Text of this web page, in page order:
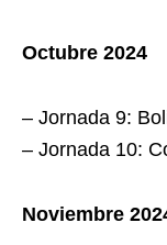
Octubre 2024
– Jornada 9:
– Jornada 10:
Noviembre